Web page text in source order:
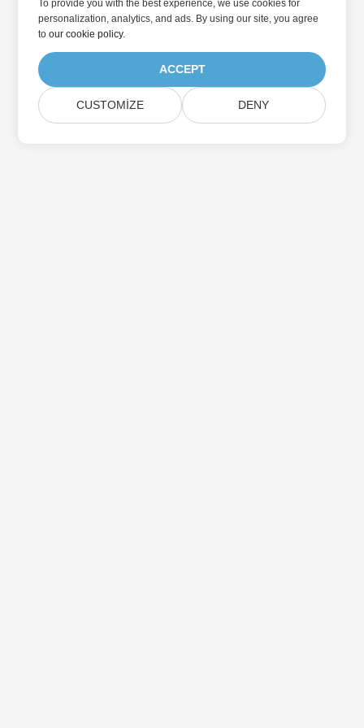
To provide you with the best experience, we use cookies for
personalization, analytics, and ads. By using our site, you agree
toour cookie policy.
ACCEPT
CUSTOMIZE DENY